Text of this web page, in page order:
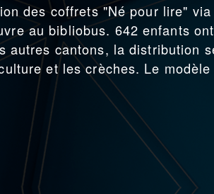
des coffrets "Né pour lire" via
au bibliobus. 642 enfants ont
autres cantons, la distribution
et les crèches. Le modèle